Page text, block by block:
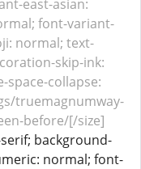
east-asian:
font-variant-
normal; text-
skip-ink:
space-collapse:
truemagnumway-
before/[/size]
background-
normal; font-